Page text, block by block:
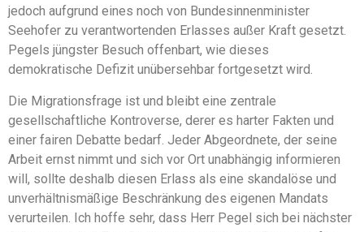
jedoch aufgrund eines noch von Bundesinnenminister
Seehofer zu verantwortenden Erlasses außer Kraft gesetzt.
Pegels jüngster Besuch offenbart, wie dieses
demokratische Defizit unübersehbar fortgesetzt wird.
Die Migrationsfrage ist und bleibt eine zentrale
gesellschaftliche Kontroverse, derer es harter Fakten und
einer fairen Debatte bedarf. Jeder Abgeordnete, der seine
Arbeit ernst nimmt und sich vor Ort unabhängig informieren
will, sollte deshalb diesen Erlass als eine skandalöse und
unverhältnismäßige Beschränkung des eigenen Mandats
verurteilen. Ich hoffe sehr, dass Herr Pegel sich bei nächster